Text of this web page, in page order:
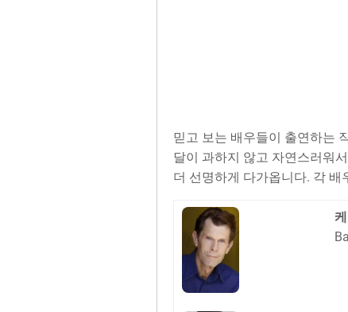
믿고 보는 배우들이 출연하는
달이 과하지 않고 자연스러워
더 선명하게 다가옵니다. 각